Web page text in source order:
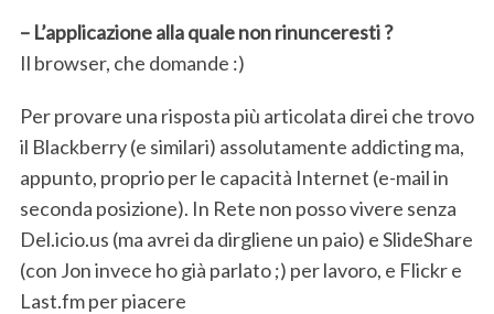
– L’applicazione alla quale non rinunceresti ?
Il browser, che domande :)
Per provare una risposta più articolata direi che trovo
il Blackberry (e similari) assolutamente addicting ma,
appunto, proprio per le capacità Internet (e-mail in
seconda posizione). In Rete non posso vivere senza
Del.icio.us (ma avrei da dirgliene un paio) e SlideShare
(con Jon invece ho già parlato ;) per lavoro, e Flickr e
Last.fm per piacere